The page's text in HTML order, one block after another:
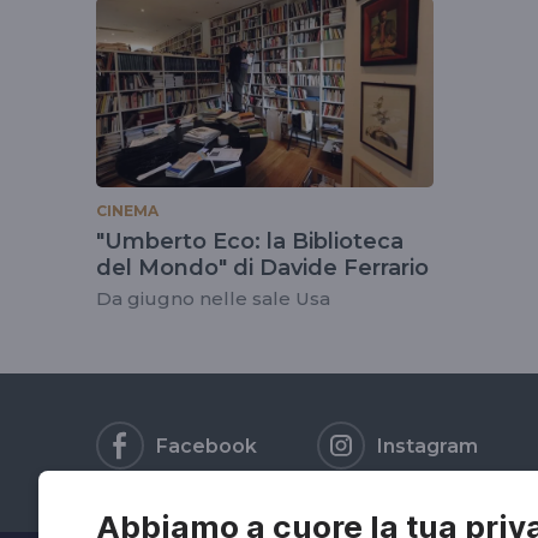
Abbiamo a cuore la tua
tag
#zoetavarelli
CINEMA
"Umberto Eco: la Biblioteca
del Mondo" di Davide Ferrario
Da giugno nelle sale Usa
Facebook Instagram